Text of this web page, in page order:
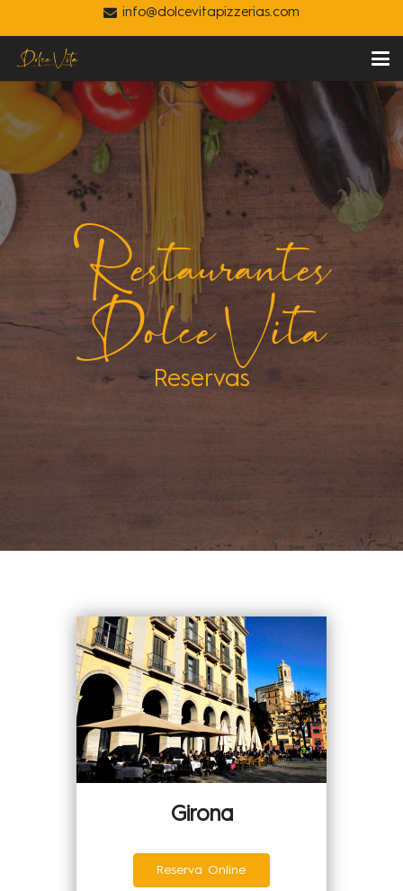
info@dolcevitapizzerias.com
Restaurantes
Dolce Vita
Reservas
Girona
Reserva Online